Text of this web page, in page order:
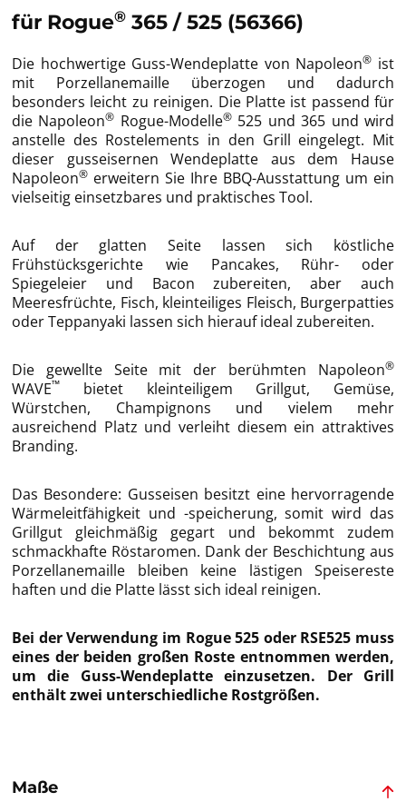
für Rogue® 365 / 525 (56366)
Die hochwertige Guss-Wendeplatte von Napoleon® ist
mit Porzellanemaille überzogen und dadurch
besonders leicht zu reinigen. Die Platte ist passend für
die Napoleon® Rogue-Modelle®525 und 365 und wird
anstelle des Rostelements in den Grill eingelegt. Mit
dieser gusseisernen Wendeplatte aus dem Hause
Napoleon® erweitern Sie Ihre BBQ-Ausstattung um ein
vielseitig einsetzbares und praktisches Tool.
Auf der glatten Seite lassen sich köstliche
Frühstücksgerichte wie Pancakes, Rühr- oder
Spiegeleier und Bacon zubereiten, aber auch
Meeresfrüchte, Fisch, kleinteiliges Fleisch, Burgerpatties
oder Teppanyaki lassen sich hierauf ideal zubereiten.
Die gewellte Seite mit der berühmten Napoleon®
WAVE™
bietet kleinteiligem Grillgut, Gemüse,
Würstchen, Champignons und vielem mehr
ausreichend Platz und verleiht diesem ein attraktives
Branding.
Das Besondere: Gusseisen besitzt eine hervorragende
Wärmeleitfähigkeit und -speicherung, somit wird das
Grillgut gleichmäßig gegart und bekommt zudem
schmackhafte Röstaromen. Dank der Beschichtung aus
Porzellanemaille bleiben keine lästigen Speisereste
haften und die Platte lässt sich ideal reinigen.
Bei der Verwendung im Rogue 525 oder RSE525 muss
eines der beiden großen Roste entnommen werden,
um die Guss-Wendeplatte einzusetzen. Der Grill
enthält zwei unterschiedliche Rostgrößen.
Maße